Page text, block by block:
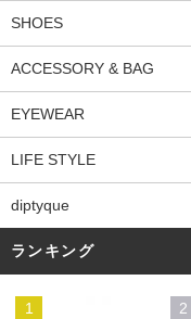
SHOES
ACCESSORY & BAG
EYEWEAR
LIFE STYLE
diptyque
ランキング
1 2